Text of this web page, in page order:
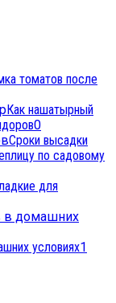
томатов после
Как нашатырный
0
Сроки высадки
по садовому
для
условиях1